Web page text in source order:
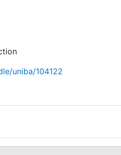
uniba/104122